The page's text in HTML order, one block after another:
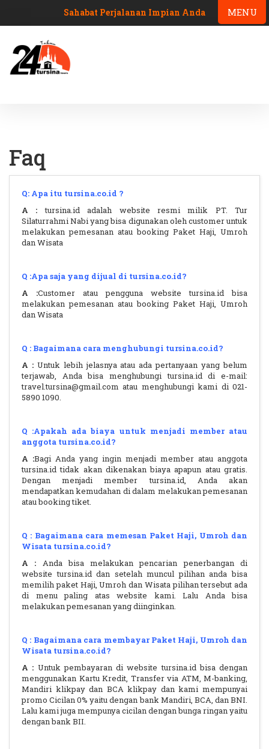
Sahabat Perjalanan Impian Anda
Faq
Q: Apa itu tursina.co.id ?
A :tursina.id adalah website resmi milik PT. Tur
Silaturrahmi Nabi yang bisa digunakan oleh customer untuk
melakukan pemesanan atau booking Paket Haji, Umroh
dan Wisata
Q :Apa saja yang dijual di tursina.co.id?
A :Customer atau pengguna website tursina.id bisa
melakukan pemesanan atau booking Paket Haji, Umroh
dan Wisata
Q : Bagaimana cara menghubungi tursina.co.id?
A : Untuk lebih jelasnya atau ada pertanyaan yang belum
terjawab, Anda bisa menghubungi tursina.id di e-mail:
travel.tursina@gmail.com atau menghubungi kami di 021-
5890 1090.
Q :Apakah ada biaya untuk menjadi member atau
anggota tursina.co.id?
A :Bagi Anda yang ingin menjadi member atau anggota
tursina.id tidak akan dikenakan biaya apapun atau gratis.
Dengan menjadi member tursina.id, Anda akan
mendapatkan kemudahan di dalam melakukan pemesanan
atau booking tiket.
Q : Bagaimana cara memesan Paket Haji, Umroh dan
Wisata tursina.co.id?
A : Anda bisa melakukan pencarian penerbangan di
website tursina.id dan setelah muncul pilihan anda bisa
memilih paket Haji, Umroh dan Wisata pilihan tersebut ada
di menu paling atas website kami. Lalu Anda bisa
melakukan pemesanan yang diinginkan.
Q : Bagaimana cara membayar Paket Haji, Umroh dan
Wisata tursina.co.id?
A : Untuk pembayaran di website tursina.id bisa dengan
menggunakan Kartu Kredit, Transfer via ATM, M-banking,
Mandiri klikpay dan BCA klikpay dan kami mempunyai
promo Cicilan 0% yaitu dengan bank Mandiri, BCA, dan BNI.
Lalu kami juga mempunya cicilan dengan bunga ringan yaitu
dengan bank BII.
MENU